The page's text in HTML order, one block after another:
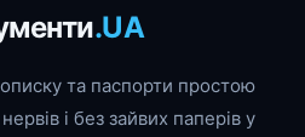
.UA
та паспорти простою
і без зайвих паперів у